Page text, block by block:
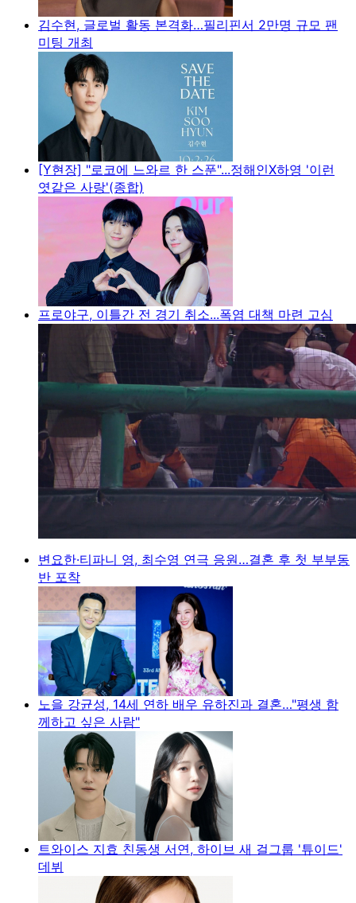
김수현, 글로벌 활동 본격화…필리핀서 2만명 규모 팬
미팅 개최
[Y현장] "로코에 느와르 한 스푼"...정해인X하영 '이런
엿같은 사랑'(종합)
프로야구, 이틀간 전 경기 취소...폭염 대책 마련 고심
변요한·티파니 영, 최수영 연극 응원…결혼 후 첫 부부동
반 포착
노을 강균성, 14세 연하 배우 유하진과 결혼…"평생 함
께하고 싶은 사람"
트와이스 지효 친동생 서연, 하이브 새 걸그룹 '튜이드'
데뷔